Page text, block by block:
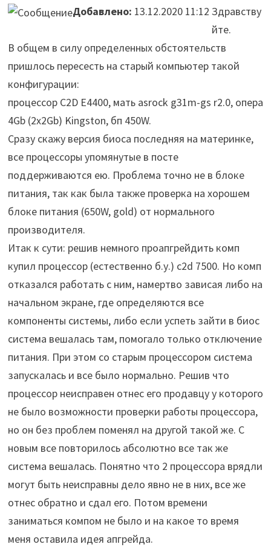
Добавлено: 13.12.2020 11:12 Здравству
йте.
В общем в силу определенных обстоятельств
пришлось пересесть на старый компьютер такой
конфигурации:
процессор C2D E4400, мать asrock g31m-gs r2.0, опера
4Gb (2x2Gb) Kingston, бп 450W.
Сразу скажу версия биоса последняя на материнке,
все процессоры упомянутые в посте
поддерживаются ею. Проблема точно не в блоке
питания, так как была также проверка на хорошем
блоке питания (650W, gold) от нормального
производителя.
Итак к сути: решив немного проапгрейдить комп
купил процессор (естественно б.у.) c2d 7500. Но комп
отказался работать с ним, намертво зависая либо на
начальном экране, где определяются все
компоненты системы, либо если успеть зайти в биос
система вешалась там, помогало только отключение
питания. При этом со старым процессором система
запускалась и все было нормально. Решив что
процессор неисправен отнес его продавцу у которого
не было возможности проверки работы процессора,
но он без проблем поменял на другой такой же. С
новым все повторилось абсолютно все так же
система вешалась. Понятно что 2 процессора врядли
могут быть неисправны дело явно не в них, все же
отнес обратно и сдал его. Потом времени
заниматься компом не было и на какое то время
меня оставила идея апгрейда.